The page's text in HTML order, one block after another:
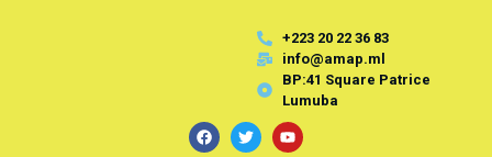
+223 20 22 36 83
info@amap.ml
BP:41 Square Patrice
Lumuba